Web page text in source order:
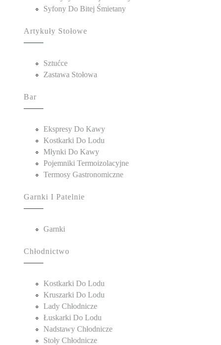
Syfony Do Bitej Śmietany
Artykuły Stołowe
Sztućce
Zastawa Stołowa
Bar
Ekspresy Do Kawy
Kostkarki Do Lodu
Młynki Do Kawy
Pojemniki Termoizolacyjne
Termosy Gastronomiczne
Garnki I Patelnie
Garnki
Chłodnictwo
Kostkarki Do Lodu
Kruszarki Do Lodu
Lady Chłodnicze
Łuskarki Do Lodu
Nadstawy Chłodnicze
Stoły Chłodnicze